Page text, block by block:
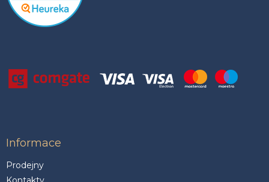
Informace
Prodejny